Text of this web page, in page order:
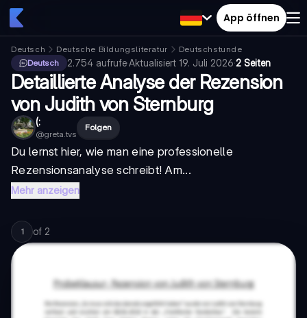
App öffnen
Deutsch Deutsche Bildungsliteratur
Deutschstunde
Deutsch
2.754 aufrufe·Aktualisiert 19. Juli 2026·2 Seiten
Detaillierte Analyse der Rezension
von Judith von Sternburg
(:
@greta.tvs
Folgen
Du lernst hier, wie man eine professionelle
Rezensionsanalyse schreibt! Am...
Mehr anzeigen
1 of 2